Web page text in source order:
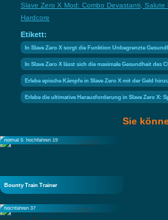
Slave Zero X Mod: Combo Devastanti, Salute
Hardcore
Etikett:
In Slave Zero X sorgt die Funktion Unbegrenzte
In Slave Zero X lässt sich die maximale Gesundheit
Erlebe epische Kämpfe in Slave Zero X mit der Geld
Erlebe die ultimative Herausforderung in Slave Zero X:
Sie
normal 5 hochfahren 19
Bounty Train Trainer
hochfahren 37